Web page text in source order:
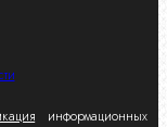
информационных